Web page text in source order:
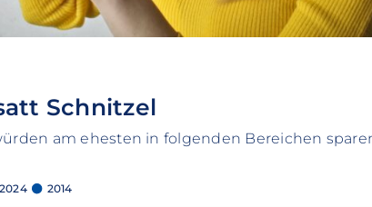
Schnitzel
am ehesten in folgenden Bereichen
2024 2014